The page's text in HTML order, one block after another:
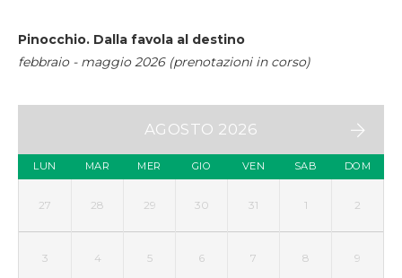
Pinocchio. Dalla favola al destino
febbraio - maggio 2026 (prenotazioni in corso)
AGOSTO 2026
LUN MAR MER GIO VEN SAB DOM
27 28 29 30 31 1 2
3 4 5 6 7 8 9